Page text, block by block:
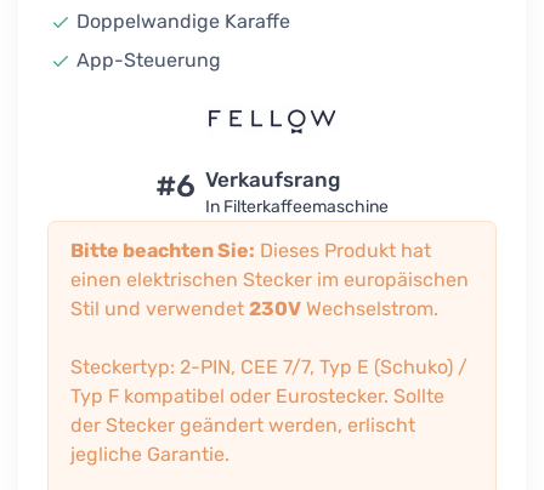
Doppelwandige Karaffe
App-Steuerung
#6 Verkaufsrang
In Filterkaffeemaschine
Bitte beachten Sie: Dieses Produkt hat
einen elektrischen Stecker im europäischen
Stil und verwendet 230V Wechselstrom.
Steckertyp: 2-PIN, CEE 7/7, Typ E (Schuko) /
Typ F kompatibel oder Eurostecker. Sollte
der Stecker geändert werden, erlischt
jegliche Garantie.